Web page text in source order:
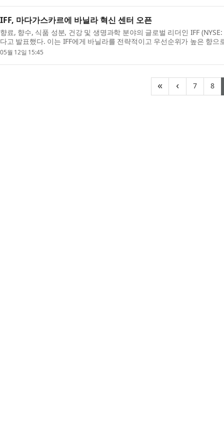
IFF, 마다가스카르에 바닐라 혁신 센터 오픈
향료, 향수, 식품 성분, 건강 및 생명과학 분야의 글로벌 리더인 IFF
다고 발표했다. 이는 IFF에게 바닐라를 전략적이고 우선순위가 높은 향
가...
05월 12일 15:45
« ‹ 7 8